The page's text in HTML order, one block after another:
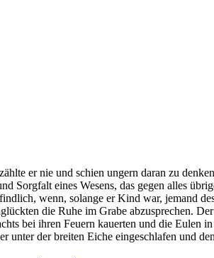
er nie und schien ungern daran zu
Sorgfalt eines Wesens, das gegen alles
wenn, solange er Kind war, jemand
die Ruhe im Grabe abzusprechen.
bei ihren Feuern kauerten und die Eulen
der breiten Eiche eingeschlafen und